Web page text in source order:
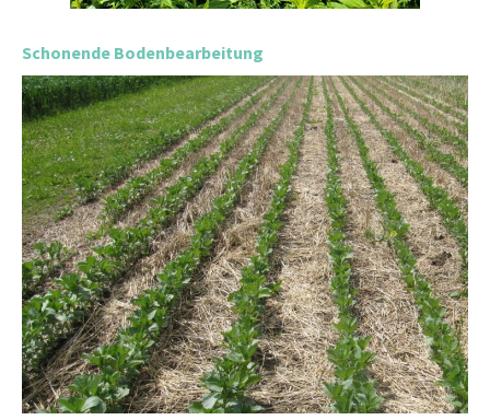
Schonende Bodenbearbeitung